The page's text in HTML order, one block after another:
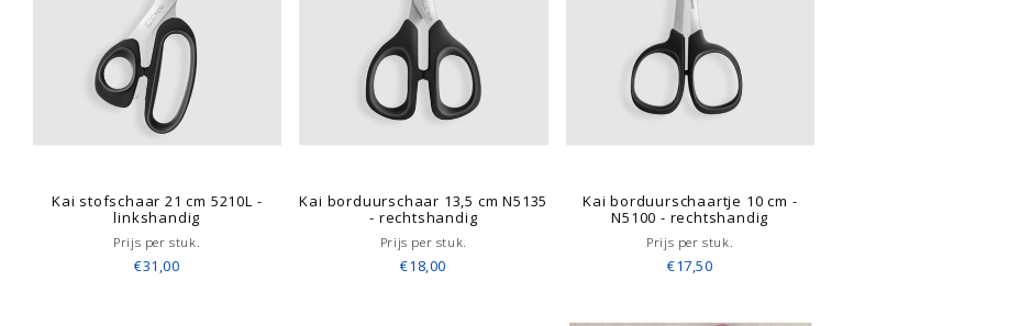
Kai stofschaar 21 cm 5210L -
linkshandig
Prijs per stuk.
€31,00
Kai borduurschaar 13,5 cm N5135
- rechtshandig
Prijs per stuk.
€18,00
Kai borduurschaartje 10 cm -
N5100 - rechtshandig
Prijs per stuk.
€17,50